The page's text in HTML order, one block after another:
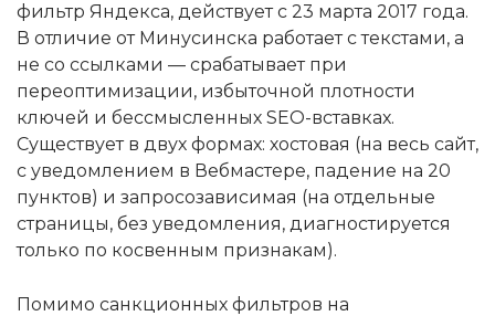
фильтр Яндекса, действует с 23 марта 2017 года.
В отличие от Минусинска работает с текстами, а
не со ссылками — срабатывает при
переоптимизации, избыточной плотности
ключей и бессмысленных SEO-вставках.
Существует в двух формах: хостовая (на весь сайт,
с уведомлением в Вебмастере, падение на 20
пунктов) и запросозависимая (на отдельные
страницы, без уведомления, диагностируется
только по косвенным признакам).
Помимо санкционных фильтров на